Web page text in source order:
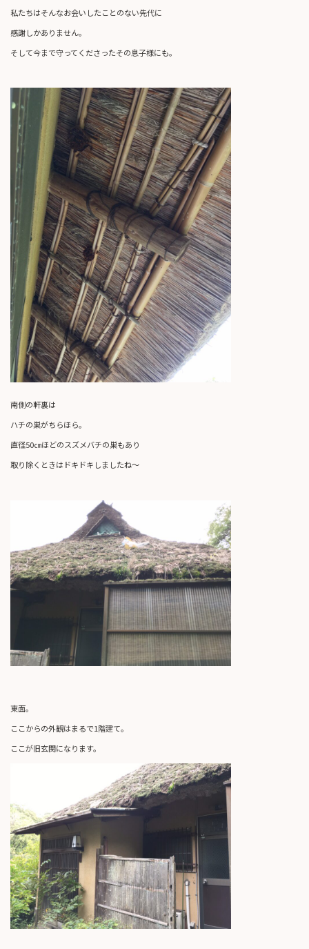
私たちはそんなお会いしたことのない先代に
感謝しかありません。
そして今まで守ってくださったその息子様にも。
南側の軒裏は
ハチの巣がちらほら。
直径50㎝ほどのスズメバチの巣もあり
取り除くときはドキドキしましたね～
東面。
ここからの外観はまるで1階建て。
ここが旧玄関になります。